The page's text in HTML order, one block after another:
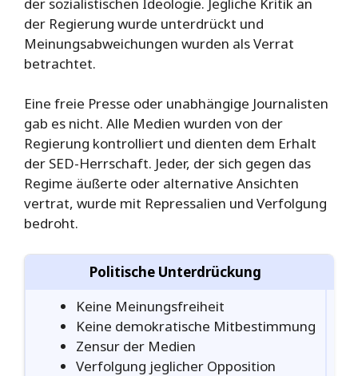
der Regierung wurde unterdrückt und
Meinungsabweichungen wurden als Verrat
betrachtet.
Eine freie Presse oder unabhängige Journalisten
gab es nicht. Alle Medien wurden von der
Regierung kontrolliert und dienten dem Erhalt
der SED-Herrschaft. Jeder, der sich gegen das
Regime äußerte oder alternative Ansichten
vertrat, wurde mit Repressalien und Verfolgung
bedroht.
Politische Unterdrückung
Keine Meinungsfreiheit
Keine demokratische Mitbestimmung
Zensur der Medien
Verfolgung jeglicher Opposition